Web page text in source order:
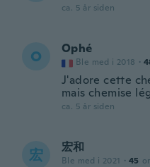
ca. 5 år siden
O Ophé
Ble med i 2018 ·
J'adore cette
mais chemise
ca. 5 år siden
宏 宏和
Ble med i 2021 · 45